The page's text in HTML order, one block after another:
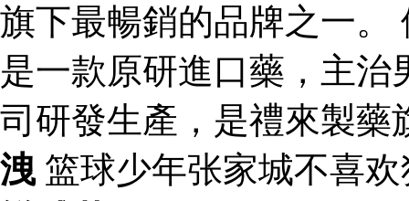
旗下最暢銷的品牌之一。
是一款原研進口藥，主
司研發生產，是禮來製藥
洩 篮球少年张家城不喜